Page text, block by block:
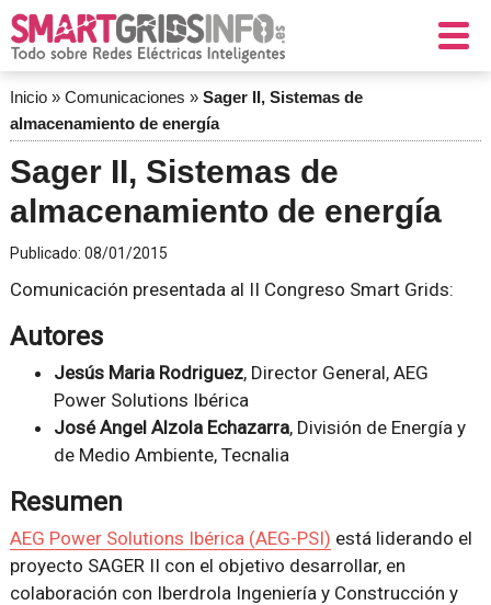
Inicio» Comunicaciones » Sager II, Sistemas de
almacenamiento de energía
Sager II, Sistemas de
almacenamiento de energía
Publicado: 08/01/2015
Comunicación presentada al II Congreso Smart Grids:
Autores
Jesús Maria Rodriguez, Director General, AEG
Power Solutions Ibérica
José Angel Alzola Echazarra, División de Energía y
de Medio Ambiente, Tecnalia
Resumen
AEG Power Solutions Ibérica (AEG-PSI) está liderando el
proyecto SAGER II con el objetivo desarrollar, en
colaboración con Iberdrola Ingeniería y Construcción y